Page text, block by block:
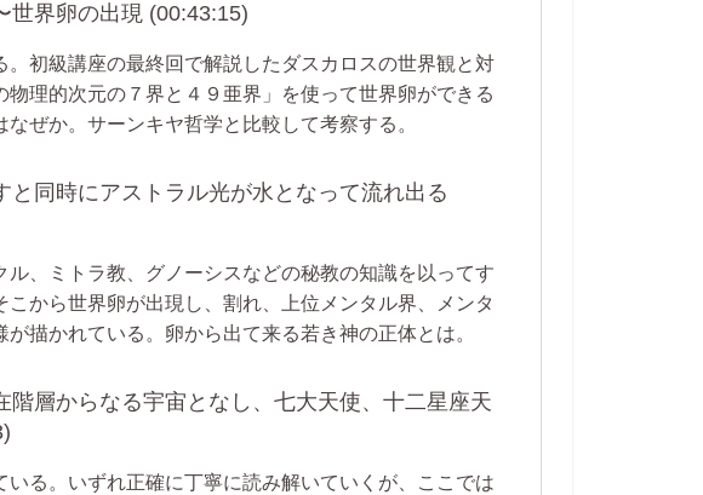
界卵の出現 (00:43:15)
初級講座の最終回で解説したダスカロスの世界観と対
理的次元の７界と４９亜界」を使って世界卵ができる
ぜか。サーンキヤ哲学と比較して考察する。
同時にアストラル光が水となって流れ出る
、ミトラ教、グノーシスなどの秘教の知識を以ってす
から世界卵が出現し、割れ、上位メンタル界、メンタ
描かれている。卵から出て来る若き神の正体とは。
層からなる宇宙となし、七大天使、十二星座天
る。いずれ正確に丁寧に読み解いていくが、ここでは